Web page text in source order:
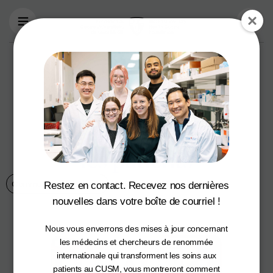
Aller au contenu principal
CIBC offre 1 M$ au
CUSM pour
soutenir l’avenir
des soins axés sur
les patients
Communiqués de presse 14 June 2022
Restez en contact. Recevez nos dernières
nouvelles dans votre boîte de courriel !
Nous vous enverrons des mises à jour concernant
les médecins et chercheurs de renommée
internationale qui transforment les soins aux
patients au CUSM, vous montreront comment